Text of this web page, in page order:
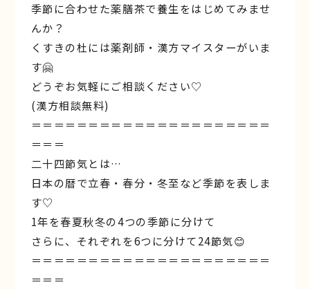
季節に合わせた薬膳茶で養生をはじめてみませ
んか？
くすきの杜には薬剤師・漢方マイスターがいま
す🤗
どうぞお気軽にご相談ください♡
(漢方相談無料)
＝＝＝＝＝＝＝＝＝＝＝＝＝＝＝＝＝＝＝＝＝
＝＝＝
二十四節気とは…
日本の暦で立春・春分・冬至など季節を表しま
す♡
1年を春夏秋冬の4つの季節に分けて
さらに、それぞれを6つに分けて24節気😊
＝＝＝＝＝＝＝＝＝＝＝＝＝＝＝＝＝＝＝＝＝
＝＝＝